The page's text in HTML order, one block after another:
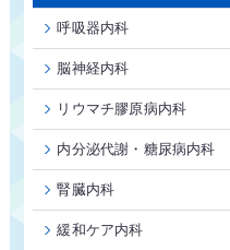
呼吸器内科
脳神経内科
リウマチ膠原病内科
内分泌代謝・糖尿病内科
腎臓内科
緩和ケア内科